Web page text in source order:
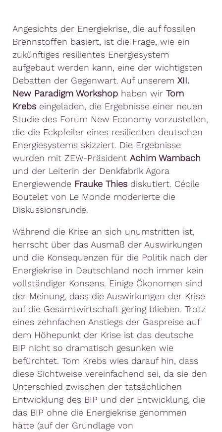
Angesichts der Energiekrise, die auf fossilen
Brennstoffen basiert, ist die Frage, wie ein
zukünftiges resilientes Energiesystem
aufgebaut werden kann, eine der wichtigsten
Debatten der Gegenwart. Auf unserem XII.
New Paradigm Workshop haben wir Tom
Krebs eingeladen, die Ergebnisse einer neuen
Studie des Forum New Economy vorzustellen,
die die Eckpfeiler eines resilienten deutschen
Energiesystems skizziert. Die Ergebnisse
wurden mit ZEW-Präsident Achim Wambach
und der Leiterin der Denkfabrik Agora
Energiewende Frauke Thies diskutiert. Cécile
Boutelet von Le Monde moderierte die
Diskussionsrunde.
Während die Krise an sich unumstritten ist,
herrscht über das Ausmaß der Auswirkungen
und die Konsequenzen für die Politik nach der
Energiekrise in Deutschland noch immer kein
vollständiger Konsens. Einige Ökonomen sind
der Meinung, dass die Auswirkungen der Krise
auf die Gesamtwirtschaft gering blieben. Trotz
eines zehnfachen Anstiegs der Gaspreise auf
dem Höhepunkt der Krise ist das deutsche
BIP nicht so dramatisch gesunken wie
befürchtet. Tom Krebs wies darauf hin, dass
diese Sichtweise vereinfachend sei, da sie den
Unterschied zwischen der tatsächlichen
Entwicklung des BIP und der Entwicklung, die
das BIP ohne die Energiekrise genommen
hätte (auf der Grundlage von